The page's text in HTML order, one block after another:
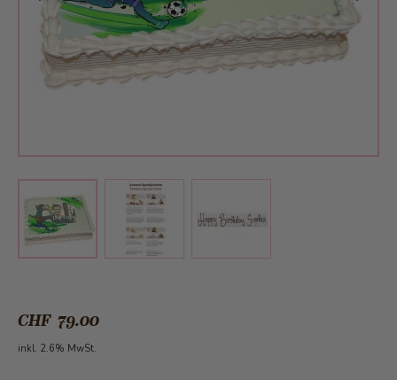
View larger imageView larger image
CHF 79.00
inkl. 2.6% MwSt.